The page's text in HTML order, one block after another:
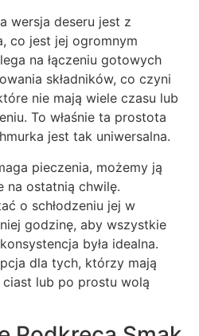
wersja deseru jest z
co jest jej ogromnym
na łączeniu gotowych
składników, co czyni
nie mają wiele czasu lub
To właśnie ta prostota
jest tak uniwersalna.
pieczenia, możemy ją
na ostatnią chwilę.
o schłodzeniu jej w
godzinę, aby wszystkie
była idealna.
dla tych, którzy mają
lub po prostu wolą